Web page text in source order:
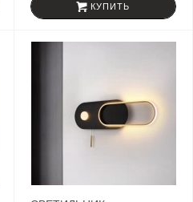
КУПИТЬ